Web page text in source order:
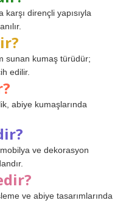
karşı dirençli yapısıyla
sunan kumaş türüdür;
edilir.
abiye kumaşlarında
ve dekorasyon
ve abiye tasarımlarında